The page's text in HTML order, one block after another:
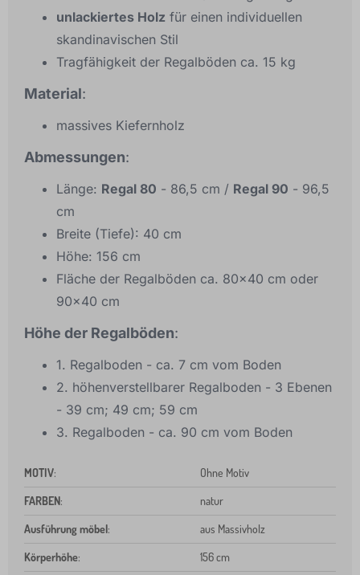
unlackiertes Holz für einen individuellen
skandinavischen Stil
Tragfähigkeit der Regalböden ca. 15 kg
Material:
massives Kiefernholz
Abmessungen:
Länge: Regal 80 - 86,5 cm / Regal 90 - 96,5
cm
Breite (Tiefe): 40 cm
Höhe: 156 cm
Fläche der Regalböden ca. 80x40 cm oder
90x40 cm
Höhe der Regalböden:
1. Regalboden - ca. 7 cm vom Boden
2. höhenverstellbarer Regalboden - 3 Ebenen
- 39 cm; 49 cm; 59 cm
3. Regalboden - ca. 90 cm vom Boden
MOTIV: Ohne Motiv
FARBEN: natur
Ausführung möbel: aus Massivholz
Körperhöhe: 156 cm